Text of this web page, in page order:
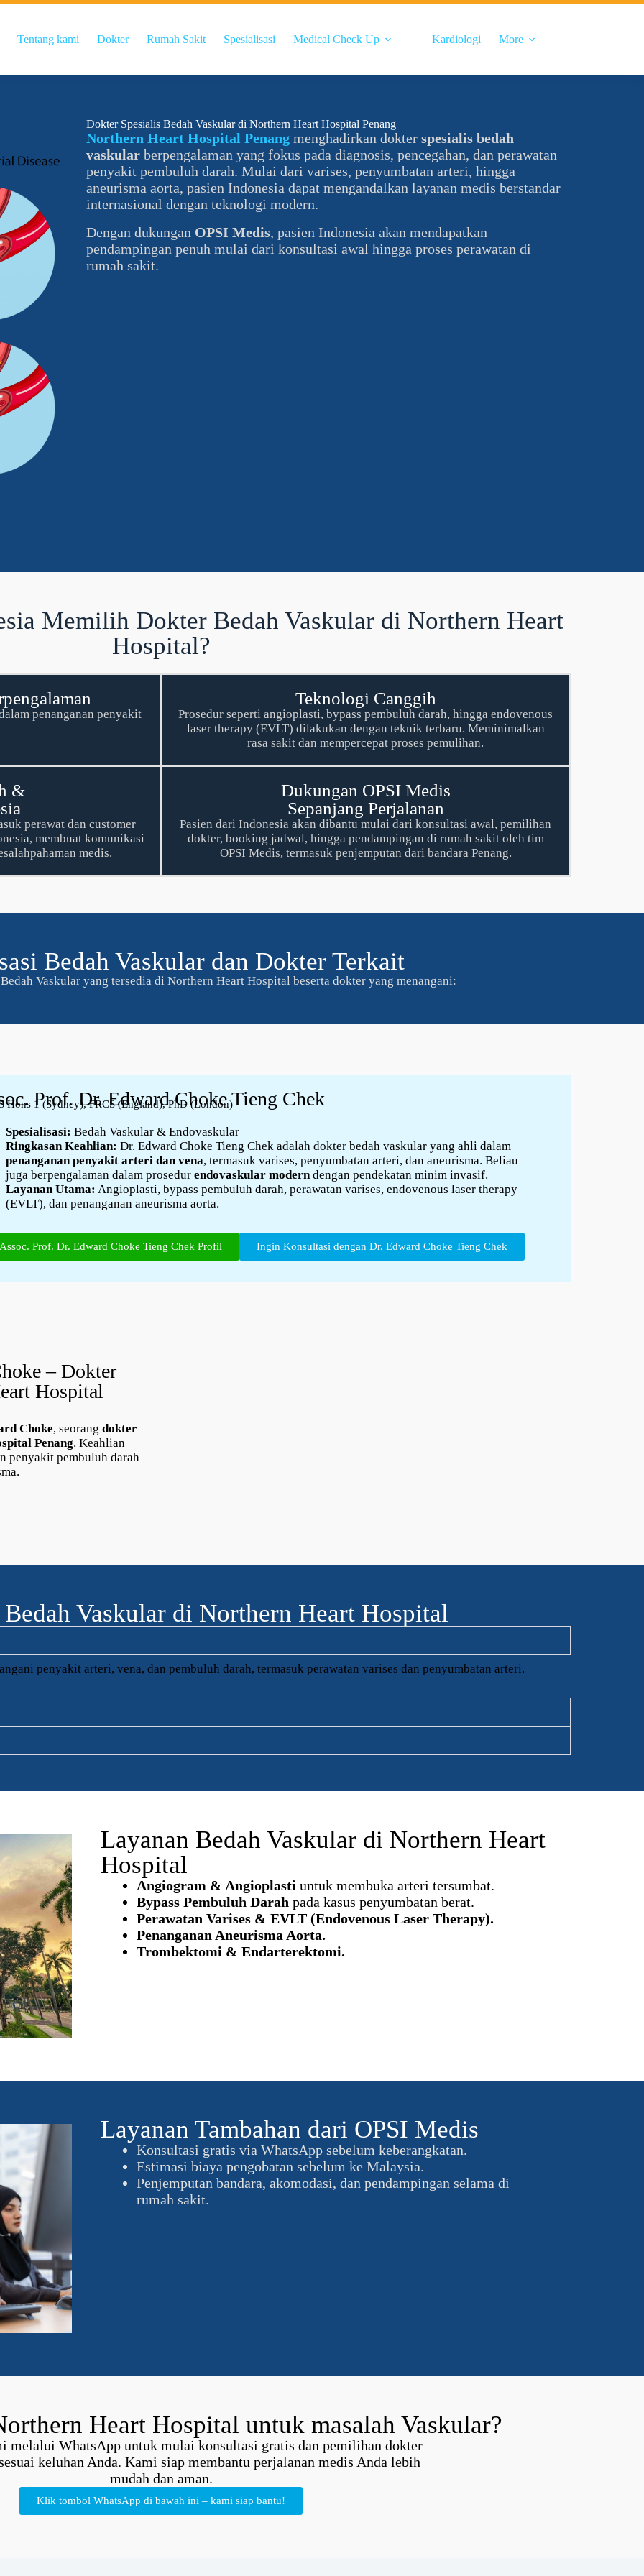
Tentang kami Dokter Rumah Sakit Spesialisasi Medical Check Up Kardiologi More
Dokter Spesialis Bedah Vaskular di Northern Heart Hospital Penang
Northern Heart Hospital Penang menghadirkan dokter spesialis bedah
vaskular berpengalaman yang fokus pada diagnosis, pencegahan, dan perawatan
penyakit pembuluh darah. Mulai dari varises, penyumbatan arteri, hingga
aneurisma aorta, pasien Indonesia dapat mengandalkan layanan medis berstandar
internasional dengan teknologi modern.
Dengan dukungan OPSI Medis, pasien Indonesia akan mendapatkan
pendampingan penuh mulai dari konsultasi awal hingga proses perawatan di
rumah sakit.
Memilih Dokter Bedah Vaskular di Northern Heart
Hospital?
penanganan penyakit
Teknologi Canggih
Prosedur seperti angioplasti, bypass pembuluh darah, hingga endovenous
laser therapy (EVLT) dilakukan dengan teknik terbaru. Meminimalkan
rasa sakit dan mempercepat proses pemulihan.
&
perawat dan customer
membuat komunikasi
medis.
Dukungan OPSI Medis
Sepanjang Perjalanan
Pasien dari Indonesia akan dibantu mulai dari konsultasi awal, pemilihan
dokter, booking jadwal, hingga pendampingan di rumah sakit oleh tim
OPSI Medis, termasuk penjemputan dari bandara Penang.
Bedah Vaskular dan Dokter Terkait
Vaskular yang tersedia di Northern Heart Hospital beserta dokter yang menangani:
Prof. Dr. Edward Choke Tieng Chek
Hons 1 (Sydney), FRCS (England), PhD (London)
Spesialisasi: Bedah Vaskular & Endovaskular
Ringkasan Keahlian: Dr. Edward Choke Tieng Chek adalah dokter bedah vaskular yang ahli dalam
penanganan penyakit arteri dan vena, termasuk varises, penyumbatan arteri, dan aneurisma. Beliau
juga berpengalaman dalam prosedur endovaskular moderndengan pendekatan minim invasif.
Layanan Utama: Angioplasti, bypass pembuluh darah, perawatan varises, endovenous laser therapy
(EVLT), dan penanganan aneurisma aorta.
Assoc. Prof. Dr. Edward Choke Tieng Chek Profil Ingin Konsultasi dengan Dr. Edward Choke Tieng Chek
– Dokter
Hospital
Choke, seorang dokter
Penang. Keahlian
penyakit pembuluh darah
Vaskular di Northern Heart Hospital
penyakit arteri, vena, dan pembuluh darah, termasuk perawatan varises dan penyumbatan arteri.
Layanan Bedah Vaskular di Northern Heart
Hospital
Angiogram & Angioplasti untuk membuka arteri tersumbat.
Bypass Pembuluh Darah pada kasus penyumbatan berat.
Perawatan Varises & EVLT (Endovenous Laser Therapy).
Penanganan Aneurisma Aorta.
Trombektomi & Endarterektomi.
Layanan Tambahan dari OPSI Medis
Konsultasi gratis via WhatsApp sebelum keberangkatan.
Estimasi biaya pengobatan sebelum ke Malaysia.
Penjemputan bandara, akomodasi, dan pendampingan selama di
rumah sakit.
Heart Hospital untuk masalah Vaskular?
melalui WhatsApp untuk mulai konsultasi gratis dan pemilihan dokter
keluhan Anda. Kami siap membantu perjalanan medis Anda lebih
mudah dan aman.
Klik tombol WhatsApp di bawah ini – kami siap bantu!